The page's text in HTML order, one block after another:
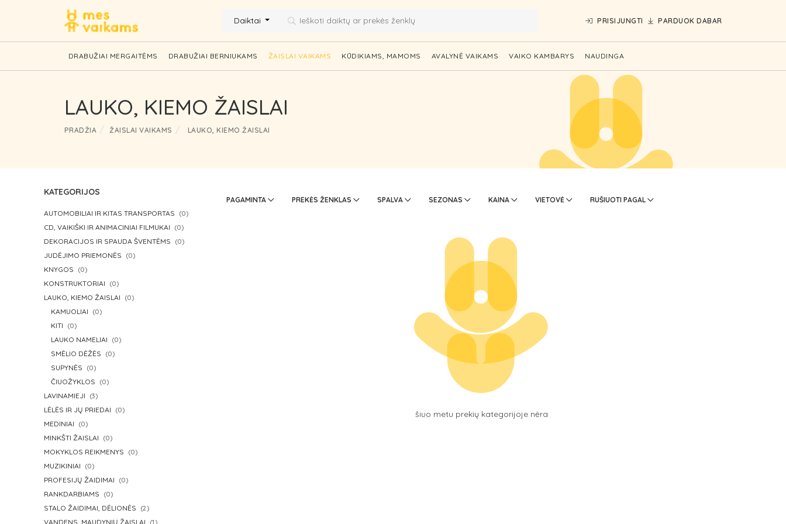
Daiktai PRISIJUNGTI PARDUOK DABAR
DRABUŽIAI MERGAITĖMS DRABUŽIAI BERNIUKAMS ŽAISLAI VAIKAMS KŪDIKIAMS, MAMOMS AVALYNĖ VAIKAMS VAIKO KAMBARYS NAUDINGA
LAUKO, KIEMO ŽAISLAI
PRADŽIA ŽAISLAI VAIKAMS LAUKO, KIEMO ŽAISLAI
KATEGORIJOS
AUTOMOBILIAI IR KITAS TRANSPORTAS (0)
CD, VAIKIŠKI IR ANIMACINIAI FILMUKAI (0)
DEKORACIJOS IR SPAUDA ŠVENTĖMS (0)
JUDĖJIMO PRIEMONĖS (0)
KNYGOS (0)
KONSTRUKTORIAI (0)
LAUKO, KIEMO ŽAISLAI (0)
KAMUOLIAI (0)
KITI (0)
LAUKO NAMELIAI (0)
SMĖLIO DĖŽĖS (0)
SUPYNĖS (0)
ČIUOŽYKLOS (0)
LAVINAMIEJI (3)
LĖLĖS IR JŲ PRIEDAI (0)
MEDINIAI (0)
MINKŠTI ŽAISLAI (0)
MOKYKLOS REIKMENYS (0)
MUZIKINIAI (0)
PROFESIJŲ ŽAIDIMAI (0)
RANKDARBIAMS (0)
STALO ŽAIDIMAI, DĖLIONĖS (2)
VANDENS, MAUDYNIŲ ŽAISLAI (1)
PAGAMINTA PREKĖS ŽENKLAS SPALVA SEZONAS KAINA VIETOVĖ RUŠIUOTI PAGAL
šiuo metu prekių kategorijoje nėra